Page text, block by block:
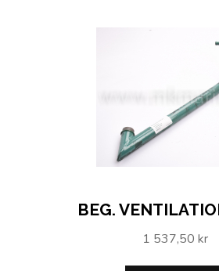
BEG.
1 537,50 kr